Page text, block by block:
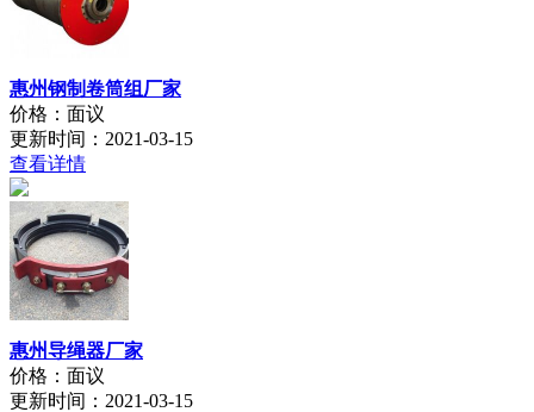
惠州钢制卷筒组厂家
价格：面议
更新时间：2021-03-15
查看详情
惠州导绳器厂家
价格：面议
更新时间：2021-03-15